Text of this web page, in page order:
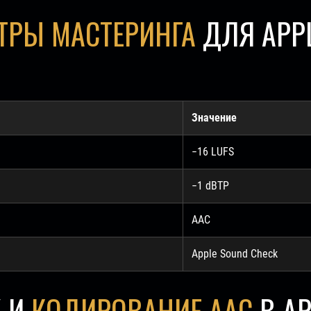
МАСТЕРИНГАДЛЯ
Значение
−16 LUFS
−1 dBTP
AAC
Apple Sound Check